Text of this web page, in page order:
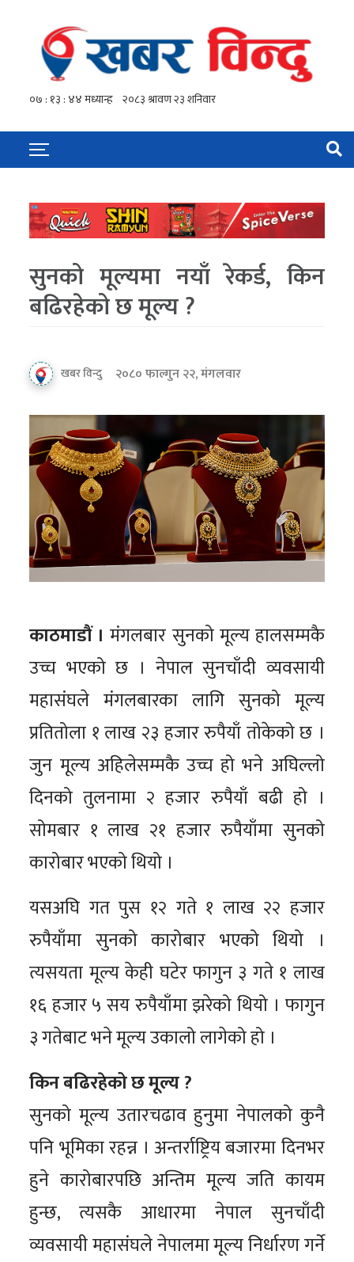
सुनको मूल्यमा नयाँ रेकर्ड, किन
बढिरहेको छ मूल्य ?
खबर विन्दु २०८० फाल्गुन २२, मंगलवार
काठमाडौं । मंगलबार सुनको मूल्य हालसम्मकै
उच्च भएको छ । नेपाल सुनचाँदी व्यवसायी
महासंघले मंगलबारका लागि सुनको मूल्य
प्रतितोला १ लाख २३ हजार रुपैयाँ तोकेको छ ।
जुन मूल्य अहिलेसम्मकै उच्च हो भने अघिल्लो
दिनको तुलनामा २ हजार रुपैयाँ बढी हो ।
सोमबार १ लाख २१ हजार रुपैयाँमा सुनको
कारोबार भएको थियो ।
यसअघि गत पुस १२ गते १ लाख २२ हजार
रुपैयाँमा सुनको कारोबार भएको थियो ।
त्यसयता मूल्य केही घटेर फागुन ३ गते १ लाख
१६ हजार ५ सय रुपैयाँमा झरेको थियो । फागुन
३ गतेबाट भने मूल्य उकालो लागेको हो ।
किन बढिरहेको छ मूल्य ?
सुनको मूल्य उतारचढाव हुनुमा नेपालको कुनै
पनि भूमिका रहन्न । अन्तर्राष्ट्रिय बजारमा दिनभर
हुने कारोबारपछि अन्तिम मूल्य जति कायम
हुन्छ, त्यसकै आधारमा नेपाल सुनचाँदी
व्यवसायी महासंघले नेपालमा मूल्य निर्धारण गर्ने